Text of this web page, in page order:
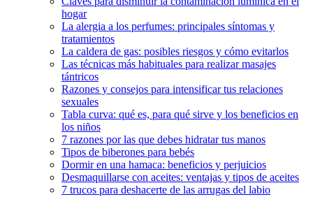
hogar
La alergia a los perfumes: principales síntomas y
tratamientos
La caldera de gas: posibles riesgos y cómo evitarlos
Las técnicas más habituales para realizar masajes
tántricos
Razones y consejos para intensificar tus relaciones
sexuales
Tabla curva: qué es, para qué sirve y los beneficios en
los niños
7 razones por las que debes hidratar tus manos
Tipos de biberones para bebés
Dormir en una hamaca: beneficios y perjuicios
Desmaquillarse con aceites: ventajas y tipos de aceites
7 trucos para deshacerte de las arrugas del labio